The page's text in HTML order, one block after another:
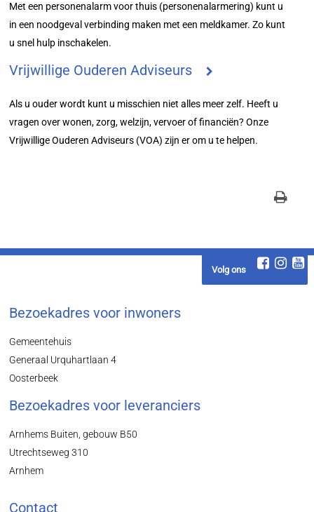
Met een personenalarm voor thuis (personenalarmering) kunt u
in een noodgeval verbinding maken met een meldkamer. Zo kunt
u snel hulp inschakelen.
Vrijwillige Ouderen Adviseurs
Als u ouder wordt kunt u misschien niet alles meer zelf. Heeft u
vragen over wonen, zorg, welzijn, vervoer of financiën? Onze
Vrijwillige Ouderen Adviseurs (VOA) zijn er om u te helpen.
Volg ons
Bezoekadres voor inwoners
Gemeentehuis
Generaal Urquhartlaan 4
Oosterbeek
Bezoekadres voor leveranciers
Arnhems Buiten, gebouw B50
Utrechtseweg 310
Arnhem
Contact